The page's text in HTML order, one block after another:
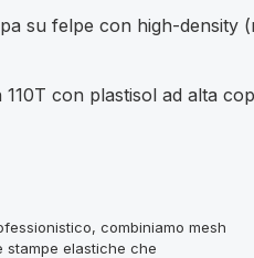
su felpe con high-density
110T con plastisol ad alta
combiniamo mesh
stampe elastiche che